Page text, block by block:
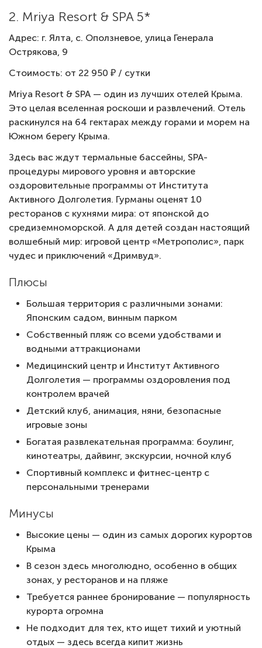
2. Mriya Resort & SPA 5*
Адрес: г. Ялта, с. Оползневое, улица Генерала
Острякова, 9
Стоимость: от 22 950 ₽ / сутки
Mriya Resort & SPA — один из лучших отелей Крыма.
Это целая вселенная роскоши и развлечений. Отель
раскинулся на 64 гектарах между горами и морем на
Южном берегу Крыма.
Здесь вас ждут термальные бассейны, SPA-
процедуры мирового уровня и авторские
оздоровительные программы от Института
Активного Долголетия. Гурманы оценят 10
ресторанов с кухнями мира: от японской до
средиземноморской. А для детей создан настоящий
волшебный мир: игровой центр «Метрополис», парк
чудес и приключений «Дримвуд».
Плюсы
Большая территория с различными зонами:
Японским садом, винным парком
Собственный пляж со всеми удобствами и
водными аттракционами
Медицинский центр и Институт Активного
Долголетия — программы оздоровления под
контролем врачей
Детский клуб, анимация, няни, безопасные
игровые зоны
Богатая развлекательная программа: боулинг,
кинотеатры, дайвинг, экскурсии, ночной клуб
Спортивный комплекс и фитнес-центр с
персональными тренерами
Минусы
Высокие цены — один из самых дорогих курортов
Крыма
В сезон здесь многолюдно, особенно в общих
зонах, у ресторанов и на пляже
Требуется раннее бронирование — популярность
курорта огромна
Не подходит для тех, кто ищет тихий и уютный
отдых — здесь всегда кипит жизнь